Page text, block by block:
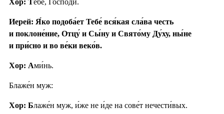
Хор: Тебе́, Го́споди.
Иерей: Я́ко подоба́ет Тебе́ вся́кая сла́ва честь
и поклоне́ние, Отцу́ и Сы́ну и Свято́му Ду́ху, ны́не
и при́сно и во ве́ки веко́в.
Хор: Ами́нь.
Блаже́н муж:
Хор: Блаже́н муж, и́же не и́де на сове́т нечести́вых.